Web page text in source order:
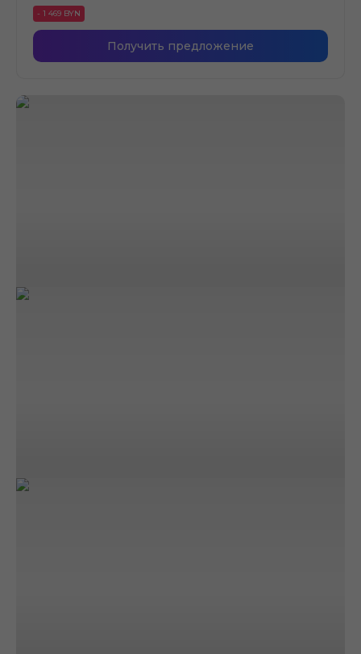
- 1 469 BYN
Получить предложение